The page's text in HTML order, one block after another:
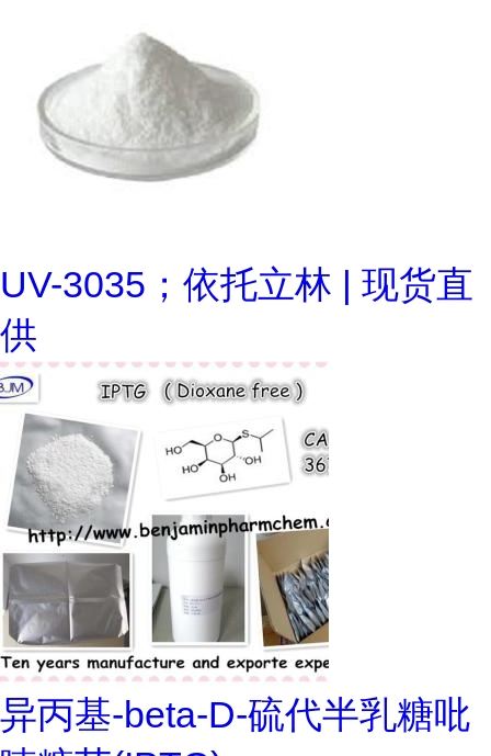
UV-3035；依托立林 | 现货直
供
异丙基-beta-D-硫代半乳糖吡